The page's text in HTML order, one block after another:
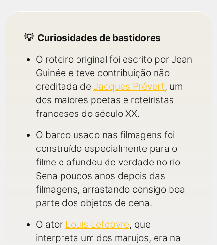
Curiosidades de bastidores
O roteiro original foi escrito por Jean
Guinée e teve contribuição não
creditada de Jacques Prévert, um
dos maiores poetas e roteiristas
franceses do século XX.
O barco usado nas filmagens foi
construído especialmente para o
filme e afundou de verdade no rio
Sena poucos anos depois das
filmagens, arrastando consigo boa
parte dos objetos de cena.
O ator Louis Lefebvre, que
interpreta um dos marujos, era na